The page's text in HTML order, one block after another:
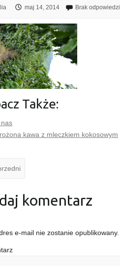
maj 14, 2014 Brak odpowiedzi
Także:
kawa z mleczkiem kokosowym
komentarz
e-mail nie zostanie opublikowany.